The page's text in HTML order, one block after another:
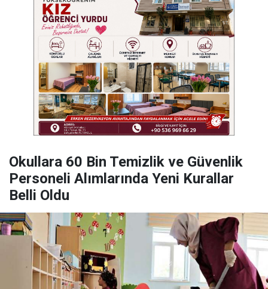
Okullara 60 Bin Temizlik ve Güvenlik
Personeli Alımlarında Yeni Kurallar
Belli Oldu